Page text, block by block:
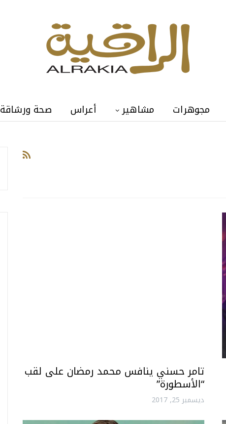
مجوهرات مشاهير أعراس صحة ورشاقة
تامر حسني ينافس محمد رمضان على لقب
“الأسطورة”
ديسمبر 25, 2017